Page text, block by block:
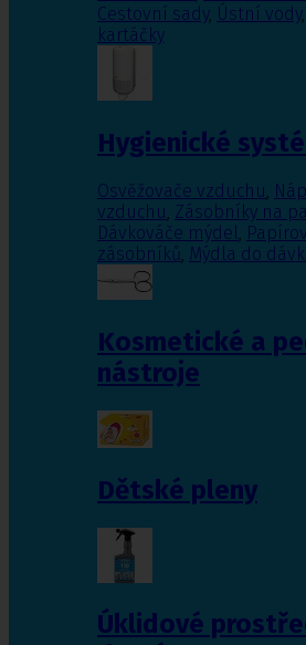
Cestovní sady, Ústní vody,
kartáčky
Hygienické
Osvěžovače vzduchu,
vzduchu, Zásobníky na
Dávkováče mýdel,
zásobníků, Mýdla do
Kosmetické a
nástroje
Dětské pleny
Úklidové